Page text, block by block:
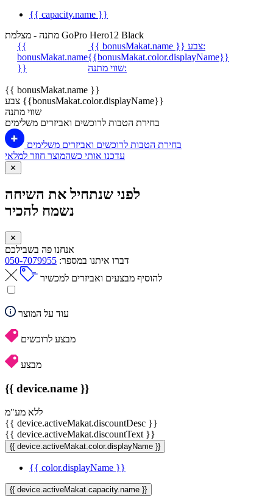
{{ capacity.name }}
מתנה - מצלמת GoPro Hero12 Black
{{
bonusMakat.name
}}
{{ bonusMakat.name }}
צבע:
{{bonusMakat.color.displayName}}
שווי מתנה:
{{ bonusMakat.name }}
צבע {{bonusMakat.color.displayName}}
שווי מתנה
בחירת הטבות לרוכשים ואביזרים משלימים
בחירת הטבות לרוכשים ואביזרים משלימים
עדכנו אותי כשהמוצר חוזר למלאי
✕
לפני שנתחיל את השיחה
נשמח להכיר
✕
אנחנו פה בשבילכם
דברו איתנו במספר: 050-7079955
להוסיף מבצעים ואביזרים למכשיר
עוד על המוצר
מבצע לרוכשים
מבצע
{{ device.name }}
ללא מע"מ
{{ device.activeMakat.discountDesc }}
{{ device.activeMakat.discountText }}
{{ device.activeMakat.color.displayName }}
{{ color.displayName }}
{{ device.activeMakat.capacity.name }}